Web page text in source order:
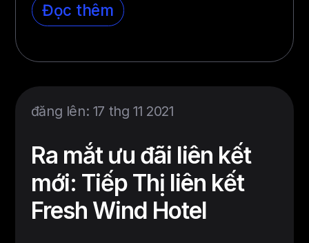
Đọc thêm
đăng lên: 17 thg 11 2021
Ra mắt ưu đãi liên kết
mới: Tiếp Thị liên kết
Fresh Wind Hotel